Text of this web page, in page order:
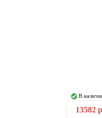
В
13582 р